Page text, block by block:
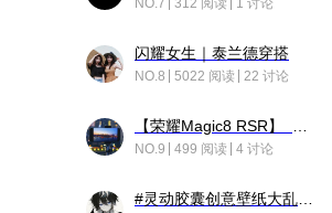
NO.7 312 阅读 1 讨论
闪耀女生｜泰兰德穿搭
NO.8 5022 阅读 22 讨论
NO.9 499 阅读 4 讨论